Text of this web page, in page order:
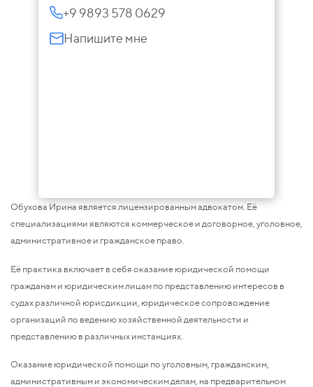
+9 9893 578 0629
Напишите мне
Обухова Ирина является лицензированным адвокатом. Её
специализациями являются коммерческое и договорное, уголовное,
административное и гражданское право.
Её практика включает в себя оказание юридической помощи
гражданам и юридическим лицам по представлению интересов в
судах различной юрисдикции, юридическое сопровождение
организаций по ведению хозяйственной деятельности и
представлению в различных инстанциях.
Оказание юридической помощи по уголовным, гражданским,
административным и экономическим делам, на предварительном